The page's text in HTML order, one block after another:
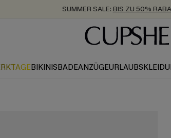
SUMMER SALE: BIS ZU 50%
ZUM NEWSLETTER:BIS ZU -20% EXTRA
KOSTENLOSER VERSAND AB 89
BIKINISBADEANZÜGE